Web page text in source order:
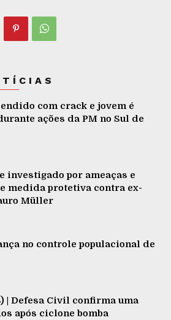
com crack e jovem é
ações da PM no Sul de
investigado por ameaças e
medida protetiva contra ex-
Müller
no controle populacional de
| Defesa Civil confirma uma
após ciclone bomba